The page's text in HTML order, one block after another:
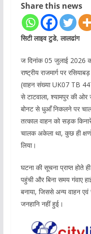
Share this news
सिटी लाइव टुडे, लालढांग
ज दिनांक 05 जुलाई 2026
राष्ट्रीय राजमार्ग पर
(वाहन संख्या UK07 TB
से टाटवाला, श्यामपुर की
बोनट से धुआँ निकलने पर
तत्काल वाहन को सड़क
चालक अकेला था, कुछ ही
लिया।
घटना की सूचना प्राप्त होते
पहुंची और बिना समय गंवाए
बनाया, जिससे अन्य वाहन एवं
जनहानि नहीं हुई।